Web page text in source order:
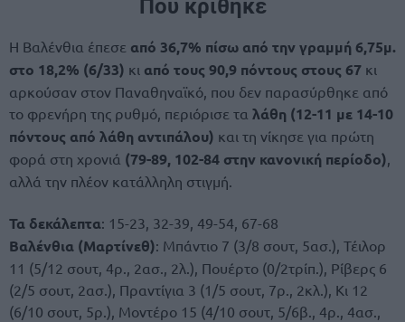
Πού κρίθηκε
Η Βαλένθια έπεσε από 36,7% πίσω από την γραμμή 6,75μ.
στο 18,2% (6/33) κι από τους 90,9 πόντους στους 67 κι
αρκούσαν στον Παναθηναϊκό, που δεν παρασύρθηκε από
το φρενήρη της ρυθμό, περιόρισε τα λάθη (12-11 με 14-10
πόντους από λάθη αντιπάλου) και τη νίκησε για πρώτη
φορά στη χρονιά (79-89, 102-84 στην κανονική περίοδο)
αλλά την πλέον κατάλληλη στιγμή.
Τα δεκάλεπτα: 15-23, 32-39, 49-54, 67-68
Βαλένθια (Μαρτίνεθ): Μπάντιο 7 (3/8 σουτ, 5ασ.), Τέιλορ
11 (5/12 σουτ, 4ρ., 2ασ., 2λ.), Πουέρτο (0/2τρίπ.), Ρίβερς 6
(2/5 σουτ, 2ασ.), Πραντίγια 3 (1/5 σουτ, 7ρ., 2κλ.), Κι 12
(6/10 σουτ, 5ρ.), Μοντέρο 15 (4/10 σουτ, 5/6β., 4ρ., 4ασ.,